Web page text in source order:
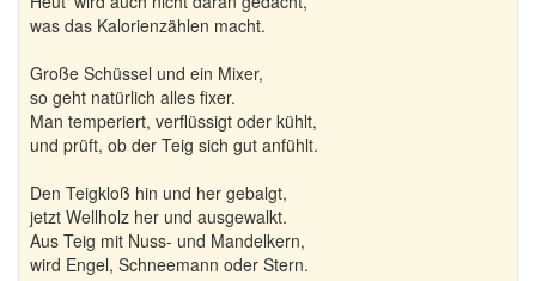
was das Kalorienzählen macht.
Große Schüssel und ein Mixer,
so geht natürlich alles fixer.
Man temperiert, verflüssigt oder kühlt,
und prüft, ob der Teig sich gut anfühlt.
Den Teigkloß hin und her gebalgt,
jetzt Wellholz her und ausgewalkt.
Aus Teig mit Nuss- und Mandelkern,
wird Engel, Schneemann oder Stern.